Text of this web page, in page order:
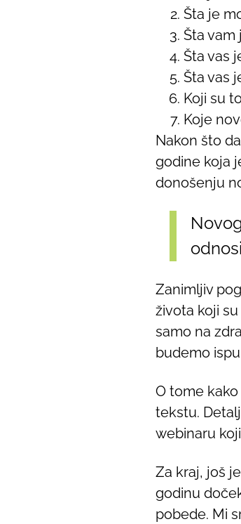
Šta je
Šta vam
Šta vas
Šta vas
Koji su
Koje
Nakon što
godine koja
donošenju
Zanimljiv
života koji
samo na
budemo
O tome
tekstu.
webinaru
Za kraj, još
godinu
pobede. Mi